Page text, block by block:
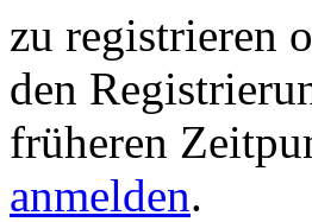
zu registrieren
den
früheren
anmelden.